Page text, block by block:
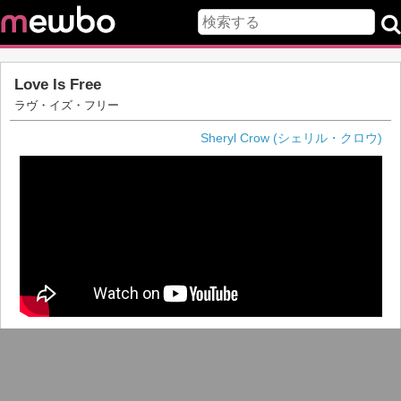
Love Is Free
ラヴ・イズ・フリー
Sheryl Crow (シェリル・クロウ)